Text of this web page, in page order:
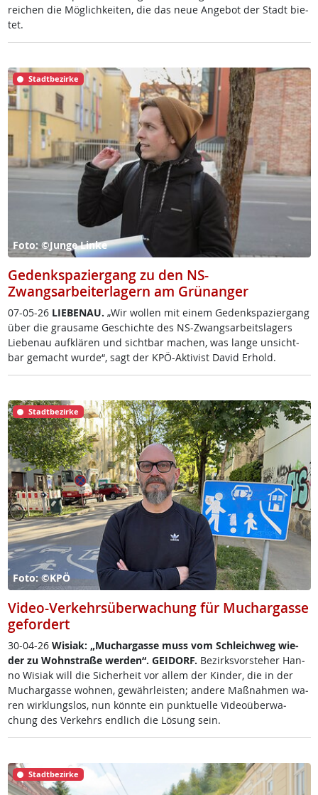
rei­chen die Mög­lich­kei­ten, die das neue An­ge­bot der Stadt bie­
tet.
Stadtbezirke
Foto: ©Junge Linke
Gedenkspaziergang zu den NS-
Zwangsarbeiterlagern am Grünanger
07-05-26 LIE­BENAU. „Wir wol­len mit ei­nem Ge­denk­spa­zier­gang
über die grau­sa­me Ge­schich­te des NS-Zwangs­ar­beits­la­gers
Lie­benau auf­klä­ren und sicht­bar ma­chen, was lan­ge un­sicht­
bar ge­macht wur­de“, sagt der KPÖ-Ak­ti­vist Da­vid Er­hold.
Stadtbezirke
Foto: ©KPÖ
Video-Verkehrsüberwachung für Muchargasse
gefordert
30-04-26 Wi­siak: „Much­ar­gas­se muss vom Sch­leich­weg wie­
der zu Wohn­stra­ße wer­den“. GEI­DORF. Be­zirks­vor­ste­her Han­
no Wi­siak will die Si­cher­heit vor al­lem der Kin­der, die in der
Much­ar­gas­se woh­nen, ge­währ­leis­ten; an­de­re Maß­nah­men wa­
ren wir­k­lungs­los, nun könn­te ein punk­tu­el­le Vi­deo­über­wa­
chung des Ver­kehrs end­lich die Lö­sung sein.
Stadtbezirke